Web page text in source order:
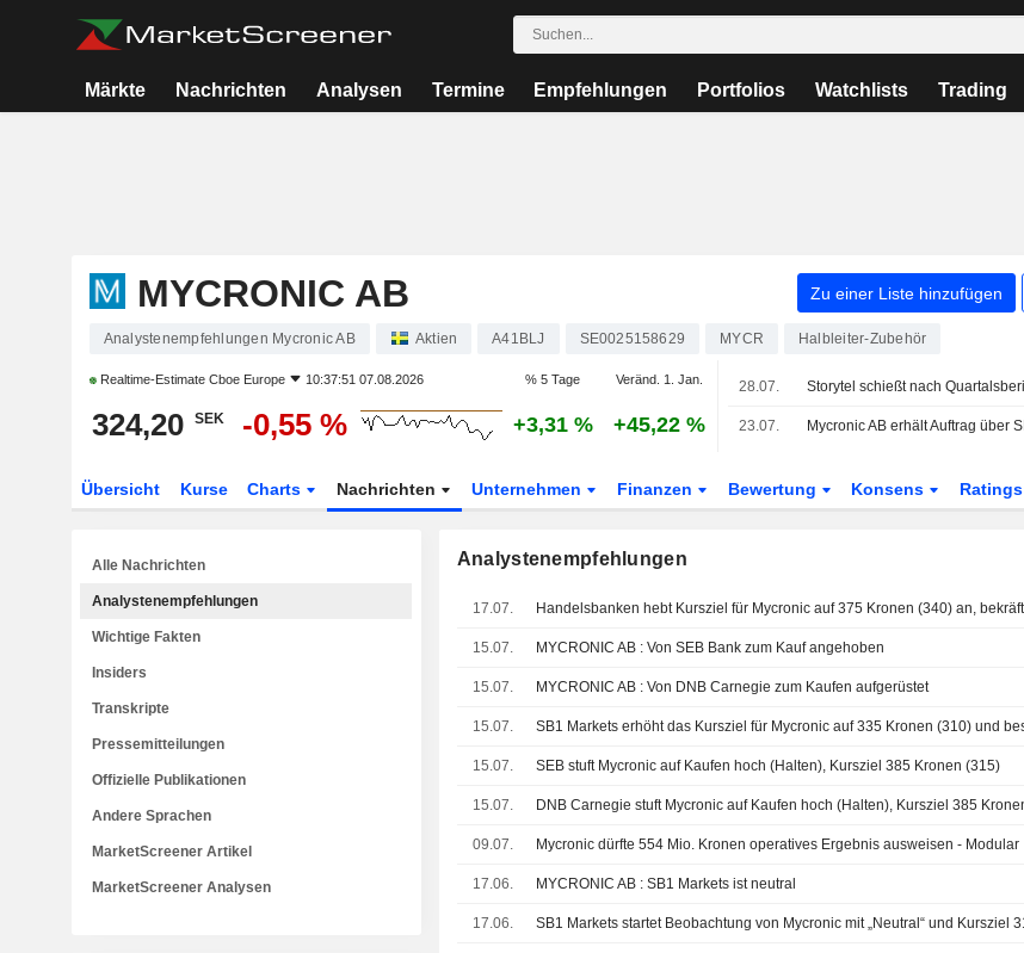
Märkte Nachrichten Analysen Termine Empfehlungen Portfolios Watchlists Trading
MYCRONIC AB Zu einer Liste hinzufügen
Analystenempfehlungen Mycronic AB Aktien A41BLJ SE0025158629 MYCR Halbleiter-Zubehör
Realtime-Estimate Cboe Europe 10:37:51 07.08.2026 % 5 Tage Veränd. 1. Jan.
324,20 SEK -0,55 % +3,31 % +45,22 %
28.07.
23.07.
Übersicht Kurse Charts Nachrichten Unternehmen Finanzen Bewertung Konsens Ratings
Analystenempfehlungen
17.07.
15.07. MYCRONIC AB : Von SEB Bank zum Kauf angehoben
15.07. MYCRONIC AB : Von DNB Carnegie zum Kaufen aufgerüstet
15.07.
15.07. SEB stuft Mycronic auf Kaufen hoch (Halten), Kursziel 385 Kronen (315)
15.07.
09.07. Mycronic dürfte 554 Mio. Kronen operatives Ergebnis ausweisen - Modular
17.06. MYCRONIC AB : SB1 Markets ist neutral
17.06.
Alle Nachrichten
Analystenempfehlungen
Wichtige Fakten
Insiders
Transkripte
Pressemitteilungen
Offizielle Publikationen
Andere Sprachen
MarketScreener Artikel
MarketScreener Analysen